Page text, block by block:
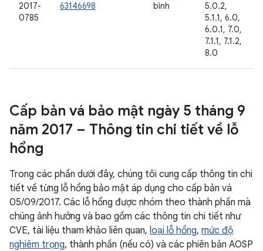
2017-
0785
63146698
bình
5.0.2,
5.1.1, 6.0,
6.0.1, 7.0,
7.1.1, 7.1.2,
8.0
Cấp bản vá bảo mật ngày 5 tháng 9
năm 2017 – Thông tin chi tiết về lỗ
hổng
Trong các phần dưới đây, chúng tôi cung cấp thông tin chi
tiết về từng lỗ hổng bảo mật áp dụng cho cấp bản vá
05/09/2017. Các lỗ hổng được nhóm theo thành phần mà
chúng ảnh hưởng và bao gồm các thông tin chi tiết như
CVE, tài liệu tham khảo liên quan, loại lỗ hổng, mức độ
nghiêm trọng, thành phần (nếu có) và các phiên bản AOSP